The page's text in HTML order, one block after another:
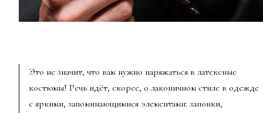
Это не значит, что вам нужно наряжаться в латексные
костюмы! Речь идёт, скорее, о лаконичном стиле в одежде
с яркими, запоминающимися элементами: запонки,